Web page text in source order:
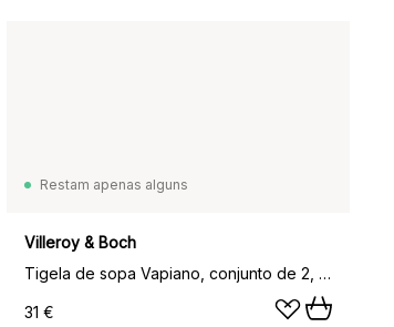
Restam apenas alguns
Villeroy & Boch
Tigela de sopa Vapiano, conjunto de 2, branco
31 €